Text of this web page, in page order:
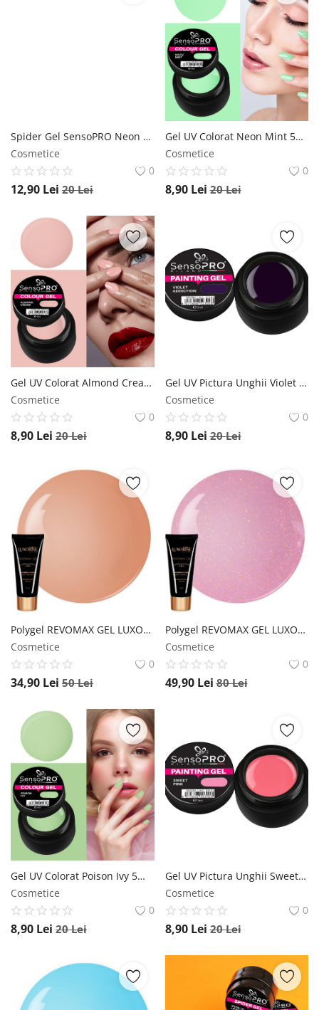
Spider Gel SensoPRO Neon Pink, 5 ml SensoPRO Milano
Cosmetice
0
12,90 Lei 20Lei
Gel UV Colorat Neon Mint 5ml, SensoPRO Milano SensoPRO Milano
Cosmetice
0
8,90 Lei 20Lei
Gel UV Colorat Almond Cream, SensoPRO Milano SensoPRO Milano
Cosmetice
0
8,90 Lei 20Lei
Gel UV Pictura Unghii Violet Addiction 5ml, SensoPRO Milano SensoPRO Milano
Cosmetice
0
8,90 Lei 20Lei
Polygel REVOMAX GEL LUXORISE Caramel Nude, 15ml LUXORISE
Cosmetice
0
34,90 Lei 50Lei
Polygel REVOMAX GEL LUXORISE Pixie Spice, 30ml LUXORISE
Cosmetice
0
49,90 Lei 80Lei
Gel UV Colorat Poison Ivy 5ml, SensoPRO Milano SensoPRO Milano
Cosmetice
0
8,90 Lei 20Lei
Gel UV Pictura Unghii Sweet Pink 5ml, SensoPRO Milano SensoPRO Milano
Cosmetice
0
8,90 Lei 20Lei